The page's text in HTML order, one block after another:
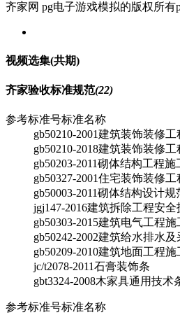
齐家网 pg电子游戏模拟的版权所有
视频选集(共期)
齐家验收标准规范(22)
参考标准号标准名称
gb50210-2001建筑装饰装修工
gb50210-2018建筑装饰装修工
gb50203-2011砌体结构工程施
gb50327-2001住宅装饰装修工
gb50003-2011砌体结构设计规
jgj147-2016建筑拆除工程安全
gb50303-2015建筑电气工程
gb50242-2002建筑给水排水
gb50209-2010建筑地面工程
jc/t2078-2011石膏装饰条
gbt3324-2008木家具通用技术
参考标准号标准名称